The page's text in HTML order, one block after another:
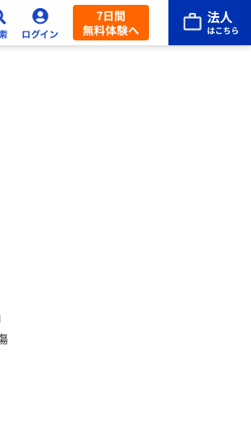
7日間
無料体験へ